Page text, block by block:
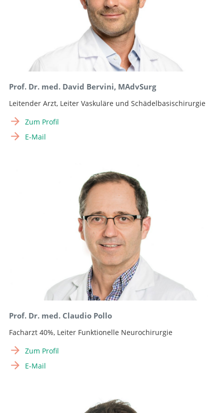
Prof. Dr. med. David Bervini, MAdvSurg
Leitender Arzt, Leiter Vaskuläre und Schädelbasischirurgie
Zum Profil
E-Mail
Prof. Dr. med. Claudio Pollo
Facharzt 40%, Leiter Funktionelle Neurochirurgie
Zum Profil
E-Mail